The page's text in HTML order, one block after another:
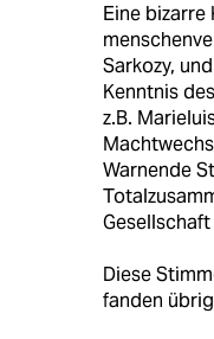
Eine bizarre
Sarkozy,
Kenntnis
z.B.
Warnende
Diese
fanden